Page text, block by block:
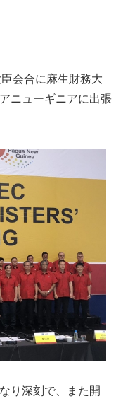
会合に麻生財務大
ニューギニアに出張
り深刻で、また開